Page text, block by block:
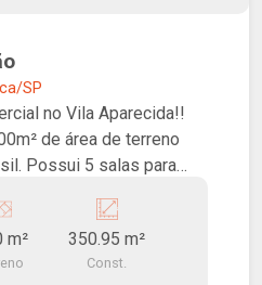
SP
no Vila Aparecida!!
de área de terreno
Possui 5 salas para
m² 350.95 m²
Const.